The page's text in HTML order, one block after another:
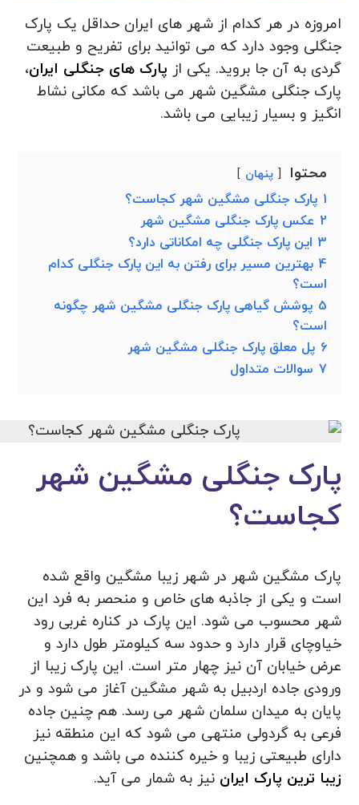
امروزه در هر کدام از شهر های ایران حداقل یک پارک
جنگلی وجود دارد که می توانید برای تفریح و طبیعت
گردی به آن جا بروید. یکی از پارک های جنگلی ایران،
پارک جنگلی مشگین شهر می باشد که مکانی نشاط
انگیز و بسیار زیبایی می باشد.
محتوا پنهان
1 پارک جنگلی مشگین شهر کجاست؟
2 عکس پارک جنگلی مشگین شهر
3 این پارک جنگلی چه امکاناتی دارد؟
4 بهترین مسیر برای رفتن به این پارک جنگلی کدام
است؟
5 پوشش گیاهی پارک جنگلی مشگین شهر چگونه
است؟
6 پل معلق پارک جنگلی مشگین شهر
7 سوالات متداول
پارک جنگلی مشگین شهر
کجاست؟
پارک مشگین شهر در شهر زیبا مشگین واقع شده
است و یکی از جاذبه های خاص و منحصر به فرد این
شهر محسوب می شود. این پارک در کناره غربی رود
خیاوچای قرار دارد و حدود سه کیلومتر طول دارد و
عرض خیابان آن نیز چهار متر است. این پارک زیبا از
ورودی جاده اردبیل به شهر مشگین آغاز می شود و در
پایان به میدان سلمان شهر می رسد. هم چنین جاده
فرعی به گردولی منتهی می شود که این منطقه نیز
دارای طبیعتی زیبا و خیره کننده می باشد و همچنین
زیبا ترین پارک ایران نیز به شمار می آید.